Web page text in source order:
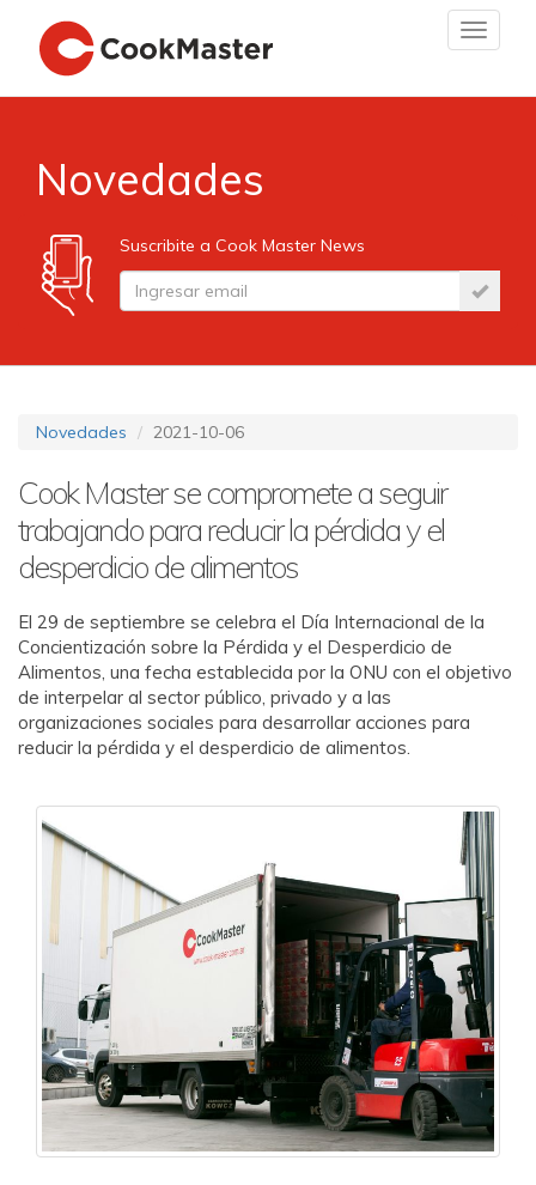
Toggle
Novedades
Suscribite a Cook Master News
Novedades 2021-10-06
Cook Master se compromete a seguir
trabajando para reducir la pérdida y el
desperdicio de alimentos
El 29 de septiembre se celebra el Día Internacional de la
Concientización sobre la Pérdida y el Desperdicio de
Alimentos, una fecha establecida por la ONU con el objetivo
de interpelar al sector público, privado y a las
organizaciones sociales para desarrollar acciones para
reducir la pérdida y el desperdicio de alimentos.